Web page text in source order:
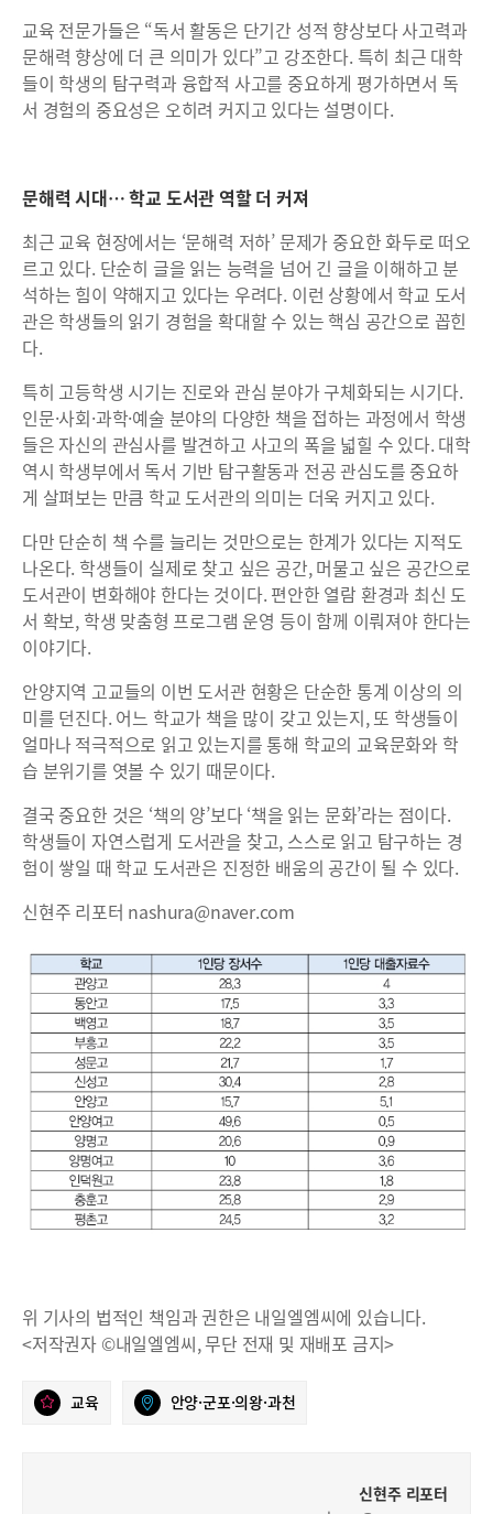
교육 전문가들은 “독서 활동은 단기간 성적 향상보다 사고력과
문해력 향상에 더 큰 의미가 있다”고 강조한다. 특히 최근 대학
들이 학생의 탐구력과 융합적 사고를 중요하게 평가하면서 독
서 경험의 중요성은 오히려 커지고 있다는 설명이다.
문해력 시대… 학교 도서관 역할 더 커져
최근 교육 현장에서는 ‘문해력 저하’ 문제가 중요한 화두로 떠오
르고 있다. 단순히 글을 읽는 능력을 넘어 긴 글을 이해하고 분
석하는 힘이 약해지고 있다는 우려다. 이런 상황에서 학교 도서
관은 학생들의 읽기 경험을 확대할 수 있는 핵심 공간으로 꼽힌
다.
특히 고등학생 시기는 진로와 관심 분야가 구체화되는 시기다.
인문·사회·과학·예술 분야의 다양한 책을 접하는 과정에서 학생
들은 자신의 관심사를 발견하고 사고의 폭을 넓힐 수 있다. 대학
역시 학생부에서 독서 기반 탐구활동과 전공 관심도를 중요하
게 살펴보는 만큼 학교 도서관의 의미는 더욱 커지고 있다.
다만 단순히 책 수를 늘리는 것만으로는 한계가 있다는 지적도
나온다. 학생들이 실제로 찾고 싶은 공간, 머물고 싶은 공간으로
도서관이 변화해야 한다는 것이다. 편안한 열람 환경과 최신 도
서 확보, 학생 맞춤형 프로그램 운영 등이 함께 이뤄져야 한다는
이야기다.
안양지역 고교들의 이번 도서관 현황은 단순한 통계 이상의 의
미를 던진다. 어느 학교가 책을 많이 갖고 있는지, 또 학생들이
얼마나 적극적으로 읽고 있는지를 통해 학교의 교육문화와 학
습 분위기를 엿볼 수 있기 때문이다.
결국 중요한 것은 ‘책의 양’보다 ‘책을 읽는 문화’라는 점이다.
학생들이 자연스럽게 도서관을 찾고, 스스로 읽고 탐구하는 경
험이 쌓일 때 학교 도서관은 진정한 배움의 공간이 될 수 있다.
신현주 리포터 nashura@naver.com
위 기사의 법적인 책임과 권한은 내일엘엠씨에 있습니다.
<저작권자 ©내일엘엠씨, 무단 전재 및 재배포 금지>
교육 안양·군포·의왕·과천
신현주 리포터